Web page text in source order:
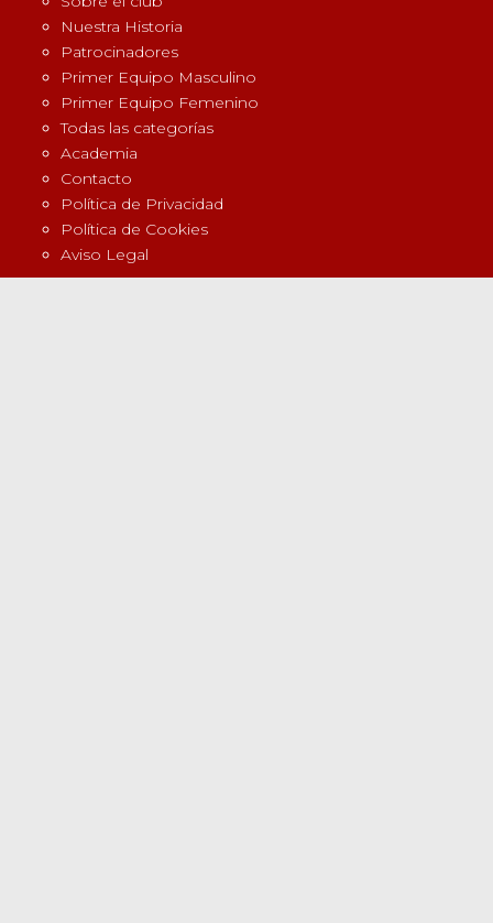
Nuestra Historia
Patrocinadores
Primer Equipo Masculino
Primer Equipo Femenino
Todas las categorías
Academia
Contacto
Política de Privacidad
Política de Cookies
Aviso Legal